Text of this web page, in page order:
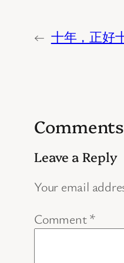
← 十年，正好
Comments
Leave a Reply
Your email
Comment*